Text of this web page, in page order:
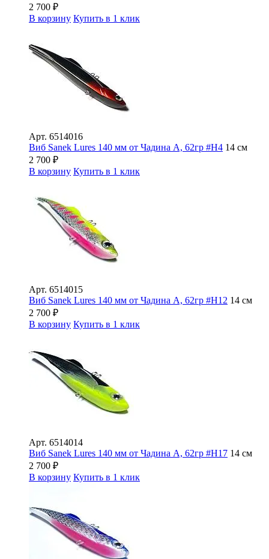
2 700 ₽
В корзину Купить в 1 клик
Арт. 6514016
Виб Sanek Lures 140 мм от Чадина А, 62гр #Н4 14 см
2 700 ₽
В корзину Купить в 1 клик
Арт. 6514015
Виб Sanek Lures 140 мм от Чадина А, 62гр #Н12 14 см
2 700 ₽
В корзину Купить в 1 клик
Арт. 6514014
Виб Sanek Lures 140 мм от Чадина А, 62гр #Н17 14 см
2 700 ₽
В корзину Купить в 1 клик